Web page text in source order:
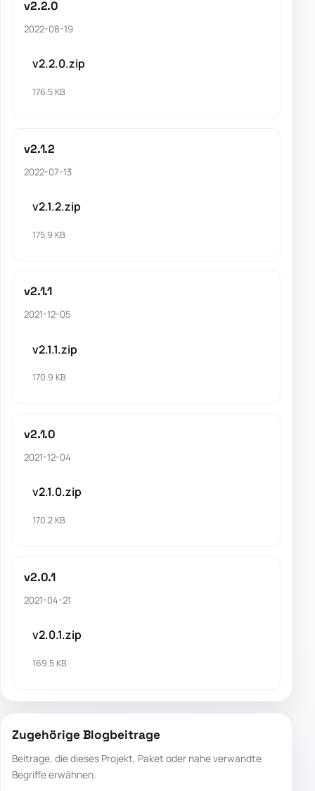
v2.2.0
2022-08-19
v2.2.0.zip
176.5 KB
v2.1.2
2022-07-13
v2.1.2.zip
175.9 KB
v2.1.1
2021-12-05
v2.1.1.zip
170.9 KB
v2.1.0
2021-12-04
v2.1.0.zip
170.2 KB
v2.0.1
2021-04-21
v2.0.1.zip
169.5 KB
Zugehörige Blogbeitrage
Beitrage, die dieses Projekt, Paket oder nahe verwandte
Begriffe erwähnen.